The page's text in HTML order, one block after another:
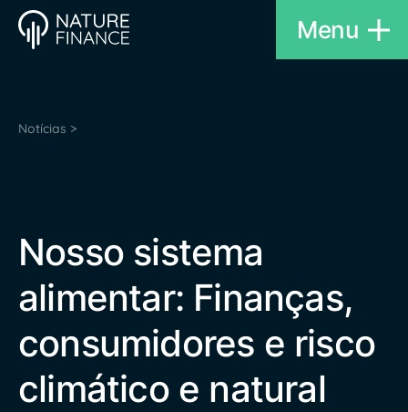
Menu
Notícias >
Nosso sistema
alimentar: Finanças,
consumidores e risco
climático e natural